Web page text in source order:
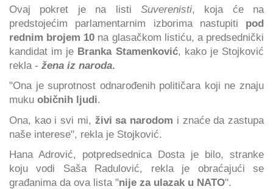
Ovaj pokret je na listi Suverenisti, koja će na
predstojećim parlamentarnim izborima nastupiti pod
rednim brojem 10 na glasačkom listiću, a predsednički
kandidat im je Branka Stamenković, kako je Stojković
rekla - žena iz naroda.
"Ona je suprotnost odnarođenih političara koji ne znaju
muku običnih ljudi.
Ona, kao i svi mi, živi sa narodom i znaće da zastupa
naše interese", rekla je Stojković.
Hana Adrović, potpredsednica Dosta je bilo, stranke
koju vodi Saša Radulović, rekla je obraćajući se
građanima da ova lista "nije za ulazak u NATO".